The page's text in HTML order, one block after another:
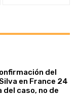
del
en France 24
del caso, no de